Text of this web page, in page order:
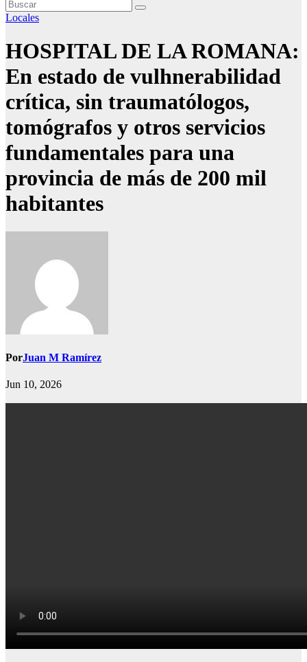
Locales
HOSPITAL DE LA ROMANA:
En estado de vulhnerabilidad
crítica, sin traumatólogos,
tomógrafos y otros servicios
fundamentales para una
provincia de más de 200 mil
habitantes
PorJuan M Ramírez
Jun 10, 2026